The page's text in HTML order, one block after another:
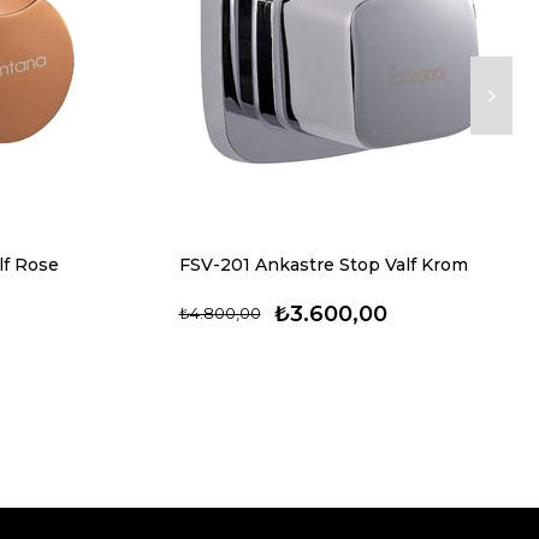
Rose FSV-201 Ankastre Stop Valf Krom
₺3.600,00
₺4.800,00